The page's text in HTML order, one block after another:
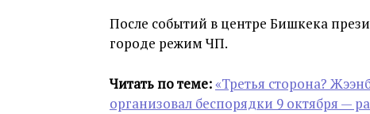
После событий в центре Бишкека
городе режим ЧП.
Читать по теме:«Третья сторона?
организовал беспорядки 9 октября —